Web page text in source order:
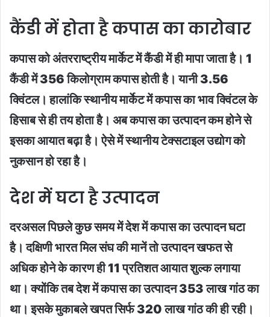
कैंडी में होता है कपास का कारोबार
कपास को अंतरराष्ट्रीय मार्केट में कैंडी में ही मापा जाता है। 1
कैंडी में 356 किलोग्राम कपास होती है। यानी 3.56
क्विंटल। हालांकि स्थानीय मार्केट में कपास का भाव क्विंटल के
हिसाब से ही तय होता है। अब कपास का उत्पादन कम होने से
इसका आयात बढ़ा है। ऐसे में स्थानीय टेक्सटाइल उद्योग को
नुकसान हो रहा है।
देश में घटा है उत्पादन
दरअसल पिछले कुछ समय में देश में कपास का उत्पादन घटा
है। दक्षिणी भारत मिल संघ की मानें तो उत्पादन खफत से
अधिक होने के कारण ही 11 प्रतिशत आयात शुल्क लगाया
था। क्योंकि तब देश में कपास का उत्पादन 353 लाख गांठ का
था। इसके मुकाबले खपत सिर्फ 320 लाख गांठ की ही रही।